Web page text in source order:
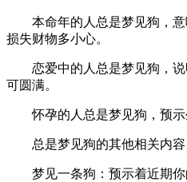
本命年的人总是梦见狗，意
损失财物多小心。
恋爱中的人总是梦见狗，说
可圆满。
怀孕的人总是梦见狗，预示
总是梦见狗的其他相关内容
梦见一条狗：预示着近期你